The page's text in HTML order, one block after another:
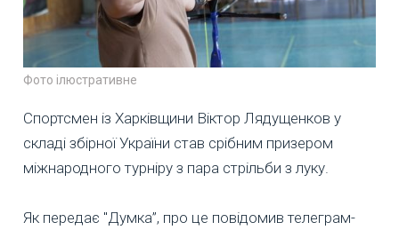
Фото ілюстративне
Спортсмен із Харківщини Віктор Лядущенков у
складі збірної України став срібним призером
міжнародного турніру з пара стрільби з луку.
Як передає "Думка”, про це повідомив телеграм-